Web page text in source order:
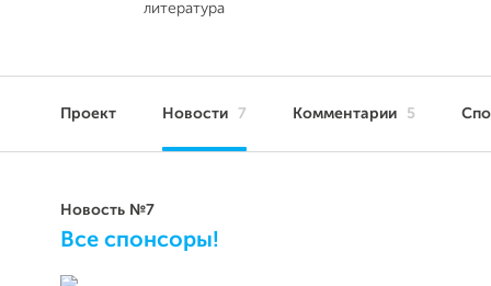
литература
Проект Новости 7 Комментарии 5
Новость №7
Все спонсоры!